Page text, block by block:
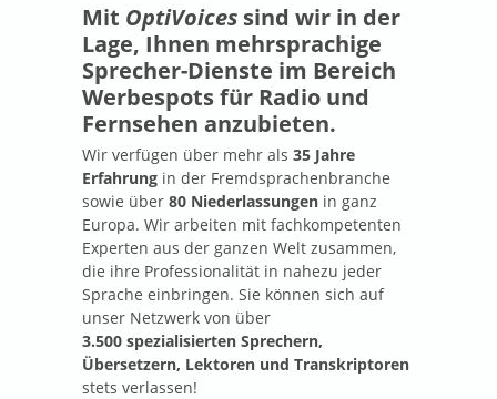
Mit OptiVoices sind wir in der
Lage, Ihnen mehrsprachige
Sprecher-Dienste im Bereich
Werbespots für Radio und
Fernsehen anzubieten.
Wir verfügen über mehr als 35 Jahre
Erfahrung in der Fremdsprachenbranche
sowie über 80 Niederlassungen in ganz
Europa. Wir arbeiten mit fachkompetenten
Experten aus der ganzen Welt zusammen,
die ihre Professionalität in nahezu jeder
Sprache einbringen. Sie können sich auf
unser Netzwerk von über
3.500 spezialisierten Sprechern,
Übersetzern, Lektoren und Transkriptoren
stets verlassen!